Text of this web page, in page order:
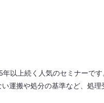
以上続く人気のセミナーです
運搬や処分の基準など、処理